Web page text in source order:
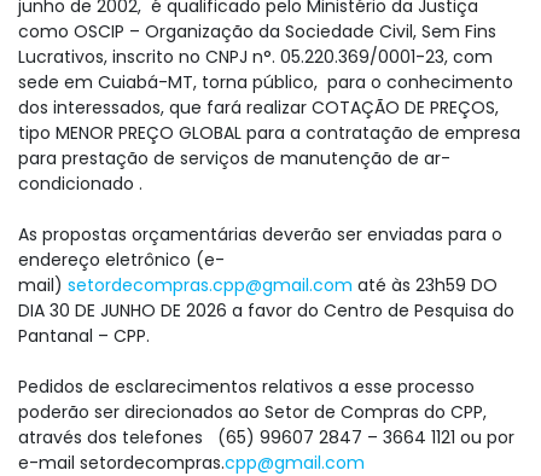
junho de 2002, é qualificado pelo Ministério da Justiça
como OSCIP – Organização da Sociedade Civil, Sem Fins
Lucrativos, inscrito no CNPJ n°. 05.220.369/0001-23, com
sede em Cuiabá-MT, torna público, para o conhecimento
dos interessados, que fará realizar COTAÇÃO DE PREÇOS,
tipo MENOR PREÇO GLOBAL para a contratação de empresa
para prestação de serviços de manutenção de ar-
condicionado .
As propostas orçamentárias deverão ser enviadas para o
endereço eletrônico (e-
mail) setordecompras.cpp@gmail.com até às 23h59 DO
DIA 30 DE JUNHO DE 2026 a favor do Centro de Pesquisa do
Pantanal – CPP.
Pedidos de esclarecimentos relativos a esse processo
poderão ser direcionados ao Setor de Compras do CPP,
através dos telefones (65) 99607 2847 – 3664 1121 ou por
e-mail setordecompras.cpp@gmail.com